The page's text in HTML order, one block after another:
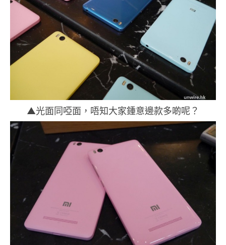
▲光面同啞面，唔知大家鍾意邊款多啲呢？